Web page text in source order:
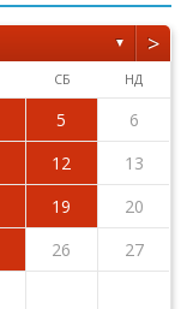
▼ >
СБ НД
5
6
12
13
19
20
26
27